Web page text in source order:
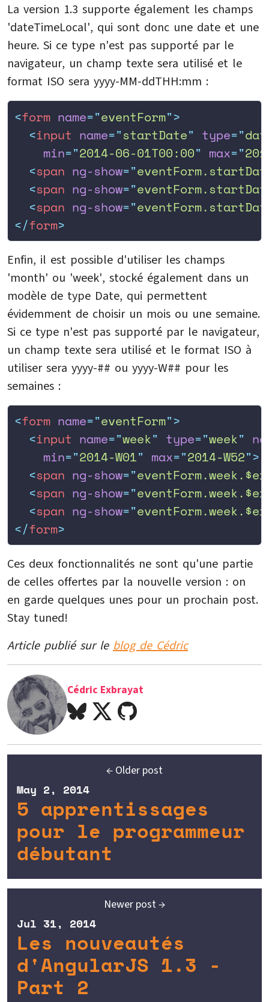
La version 1.3 supporte également les champs
'dateTimeLocal', qui sont donc une date et une
heure. Si ce type n'est pas supporté par le
navigateur, un champ texte sera utilisé et le
format ISO sera yyyy-MM-ddTHH:mm :
<form name="eventForm">
  <
input name="startDate" type="
    min
="2014-06-01T00:00" max="
  <
span ng-show="
  <
span ng-show="
  <
span ng-show="
</form>
Enfin, il est possible d'utiliser les champs
'month' ou 'week', stocké également dans un
modèle de type Date, qui permettent
évidemment de choisir un mois ou une semaine.
Si ce type n'est pas supporté par le navigateur,
un champ texte sera utilisé et le format ISO à
utiliser sera yyyy-## ou yyyy-W## pour les
semaines :
<form name="eventForm">
  <
input name="week" type="week"
    min
="2014-W01" max="2014-W52">
  <
span ng-show="
  <
span ng-show="
  <
span ng-show="
</form>
Ces deux fonctionnalités ne sont qu'une partie
de celles offertes par la nouvelle version : on
en garde quelques unes pour un prochain post.
Stay tuned!
Article publié sur le blog de Cédric
Cédric Exbrayat
← Older post
5 apprentissages
pour le programmeur
débutant
May 2, 2014
Newer post →
Les nouveautés
d'AngularJS 1.3 -
Part 2
Jul 31, 2014